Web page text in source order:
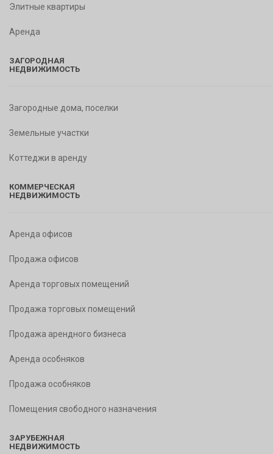
Элитные квартиры
Аренда
ЗАГОРОДНАЯ
НЕДВИЖИМОСТЬ
Загородные дома, поселки
Земельные участки
Коттеджи в аренду
КОММЕРЧЕСКАЯ
НЕДВИЖИМОСТЬ
Аренда офисов
Продажа офисов
Аренда торговых помещений
Продажа торговых помещений
Продажа арендного бизнеса
Аренда особняков
Продажа особняков
Помещения свободного назначения
ЗАРУБЕЖНАЯ
НЕДВИЖИМОСТЬ